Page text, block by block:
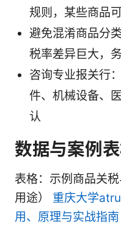
规则，某些商品
避免混淆商品分
税率差异巨大，
咨询专业报关行
件、机械设备、
认
数据与案例
表格：示例商品关
用途） 重庆大学
用、原理与实战指南